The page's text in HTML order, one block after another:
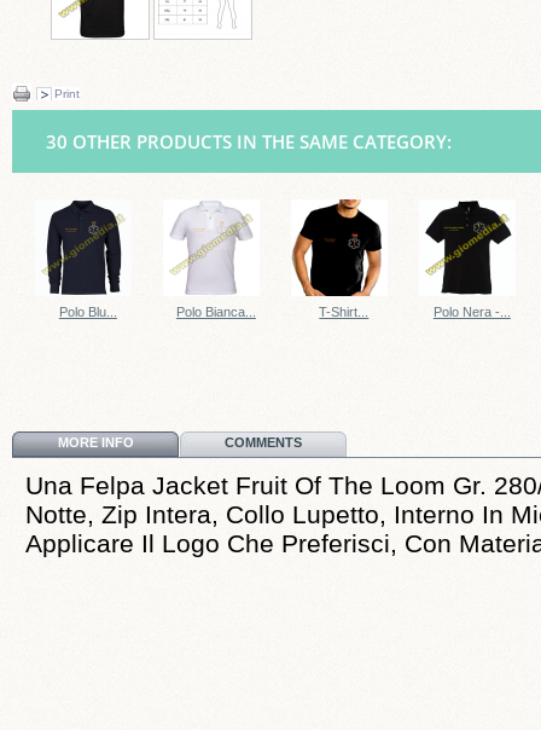
Print
30 OTHER PRODUCTS IN THE SAME CATEGORY:
Polo Blu... Polo Bianca... T-Shirt... Polo Nera -...
MORE INFO COMMENTS
Una Felpa Jacket Fruit Of The Loom Gr.
Notte, Zip Intera, Collo Lupetto, Interno In
Applicare Il Logo Che Preferisci, Con